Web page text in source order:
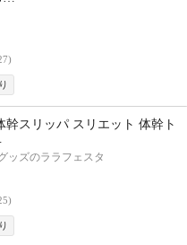
幹スリッパ スリエット 体幹ト
ッズのララフェスタ